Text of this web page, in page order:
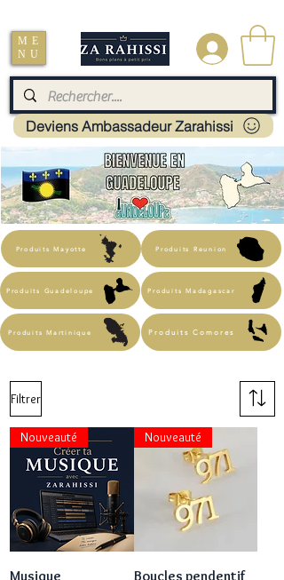
ME
NU
.
Deviens Ambassadeur Zarahissi
Produits Mayotte Produits Reunion
Produits Guadeloupe Produits Madagascar
Produits Martinique Produits Comores
Filtrer
Nouveauté
Musique
Nouveauté
Boucles pendentif